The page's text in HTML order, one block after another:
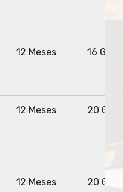
12 Meses 16
12 Meses 20
12 Meses 20